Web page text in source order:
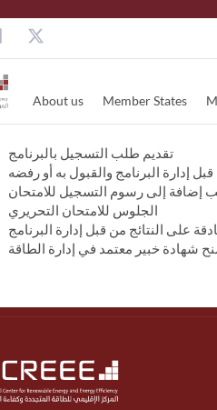
About us Member States
إدارة البرنامج والقبول به أو رفضه
إضافة إلى رسوم التسجيل للامتحان
الجلوس للامتحان التحريري
على النتائج من قبل إدارة البرنامج
شهادة خبير معتمد في إدارة الطاقة